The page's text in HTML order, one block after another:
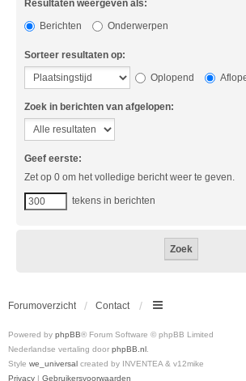
Resultaten weergeven als:
Berichten
Onderwerpen
Sorteer resultaten op:
Oplopend
Zoek in berichten van afgelopen:
Geef eerste:
Zet op 0 om het volledige bericht weer te geven.
tekens in berichten
Forumoverzicht Contact
Powered by phpBB® Forum Software © phpBB Limited
Nederlandse vertaling door phpBB.nl.
Style we_universal created by INVENTEA & v12mike
Privacy | Gebruikersvoorwaarden